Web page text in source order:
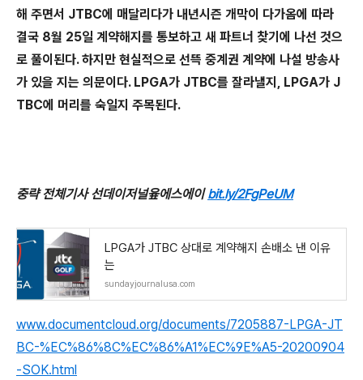
해 주면서 JTBC에 매달리다가 내년시즌 개막이 다가옴에 따라
결국 8월 25일 계약해지를 통보하고 새 파트너 찾기에 나선 것으
로 풀이된다. 하지만 현실적으로 선뜩 중계권 계약에 나설 방송사
가 있을 지는 의문이다. LPGA가 JTBC를 잘라낼지 , LPGA가 J
TBC에 머리를 숙일지 주목된다.
중략 전체기사 선데이저널윺에스에이bit.ly/2FgPeUM
LPGA가 JTBC 상대로 계약해지 손배소 낸 이유
는
sundayjournalusa.com
www.documentcloud.org/documents/7205887-LPGA-JT
BC-%EC%86%8C%EC%86%A1%EC%9E%A5-20200904
-SOK.html